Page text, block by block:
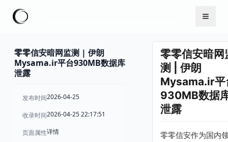
零零信安暗网监测 | 伊朗
Mysama.ir平台930MB数据库
泄露
发布时间2026-04-25
收录时间2026-04-25 22:17:51
页面属性详情
零零信安暗网
测 | 伊朗
Mysama.ir平
930MB数据
泄露
零零信安作为国内